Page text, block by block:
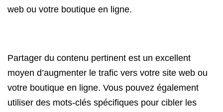
web ou votre boutique en ligne.
Partager du contenu pertinent est un excellent
moyen d’augmenter le trafic vers votre site web ou
votre boutique en ligne. Vous pouvez également
utiliser des mots-clés spécifiques pour cibler les